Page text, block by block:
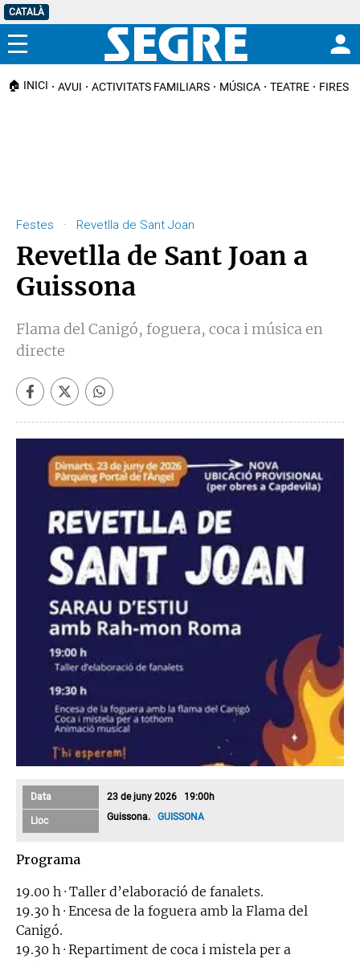
CATALÀ
Menú
🏠 INICI AVUI ACTIVITATS FAMILIARS MÚSICA TEATRE FIRES I
Festes · Revetlla de Sant Joan
Revetlla de Sant Joan a
Guissona
Flama del Canigó, foguera, coca i música en
directe
Data 23 de juny 2026 19:00h
Lloc Guissona.GUISSONA
Programa
19.00 h · Taller d’elaboració de fanalets.
19.30 h · Encesa de la foguera amb la Flama del
Canigó.
19.30 h · Repartiment de coca i mistela per a